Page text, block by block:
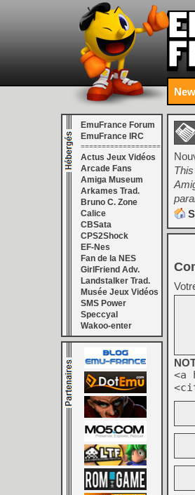
EmuFrance Forum
EmuFrance IRC
===================
Actus Jeux Vidéos
Arcade Fans
Amiga Museum
Arkames Trad.
Bruno C. Zone
Calice
CBSata
CPS2Shock
EF-Nes
Fan de la NES
GirlFriend Adv.
Landstalker Trad.
Musée Jeux Vidéos
SMS Power
Speccyal
Wakoo-enter
<a